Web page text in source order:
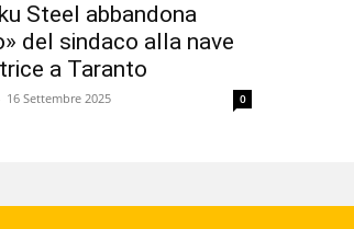
Steel abbandona
del sindaco alla nave
a Taranto
16 Settembre 2025 0